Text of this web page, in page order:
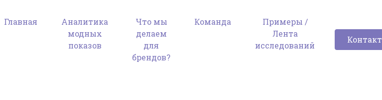
Главная
Аналитика
модных
показов
Что мы
делаем
для
брендов?
Команда
Примеры /
Лента
исследований